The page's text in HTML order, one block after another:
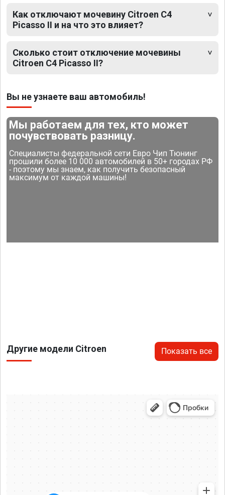
Как отключают мочевину Citroen C4
Picasso II и на что это влияет?
Сколько стоит отключение мочевины
Citroen C4 Picasso II?
Вы не узнаете ваш автомобиль!
Мы работаем для тех, кто может
почувствовать разницу.
Специалисты федеральной сети Евро Чип Тюнинг
прошили более 10 000 автомобилей в 50+ городах РФ
- поэтому мы знаем, как получить безопасный
максимум от каждой машины!
Другие модели Citroen Показать все